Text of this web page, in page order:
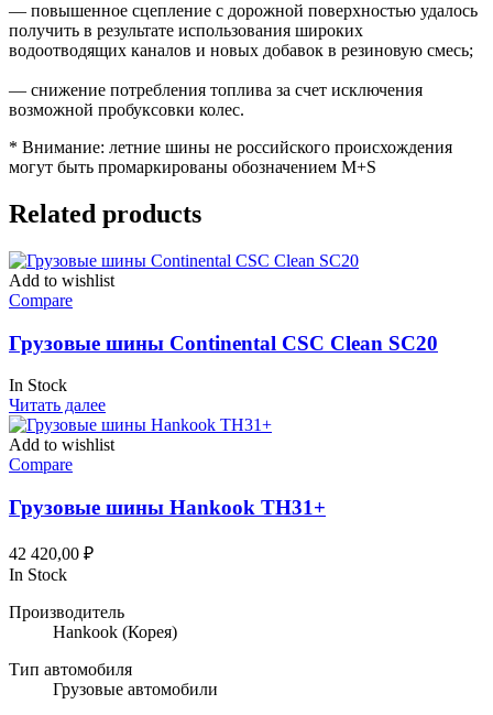
— повышенное сцепление с дорожной поверхностью удалось
получить в результате использования широких
водоотводящих каналов и новых добавок в резиновую смесь;
— снижение потребления топлива за счет исключения
возможной пробуксовки колес.
* Внимание: летние шины не российского происхождения
могут быть промаркированы обозначением M+S
Related products
Add to wishlist
Compare
Грузовые шины Continental CSC Clean SC20
In Stock
Читать далее
Add to wishlist
Compare
Грузовые шины Hankook TH31+
42 420,00 ₽
In Stock
Производитель
Hankook (Корея)
Тип автомобиля
Грузовые автомобили